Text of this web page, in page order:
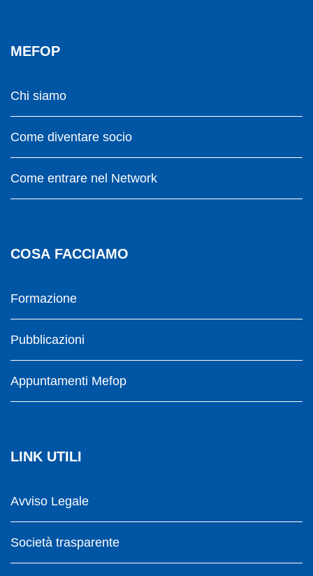
MEFOP
Chi siamo
Come diventare socio
Come entrare nel Network
COSA FACCIAMO
Formazione
Pubblicazioni
Appuntamenti Mefop
LINK UTILI
Avviso Legale
Società trasparente